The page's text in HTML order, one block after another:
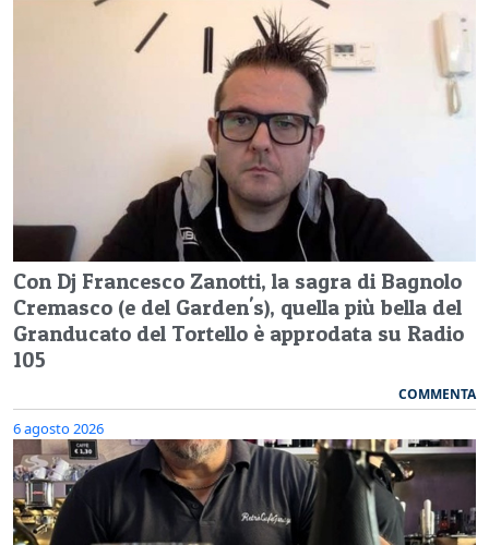
Con Dj Francesco Zanotti, la sagra di Bagnolo
Cremasco (e del Garden's), quella più bella del
Granducato del Tortello è approdata su Radio
105
COMMENTA
6 agosto 2026